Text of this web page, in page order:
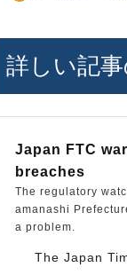
詳しい記
The Japan
Japan FTC
breaches
The regulatory
amanashi
a problem.